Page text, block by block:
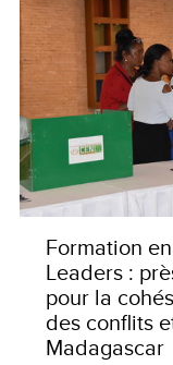
Formation
Leaders :
pour la
des conflits
Madagascar